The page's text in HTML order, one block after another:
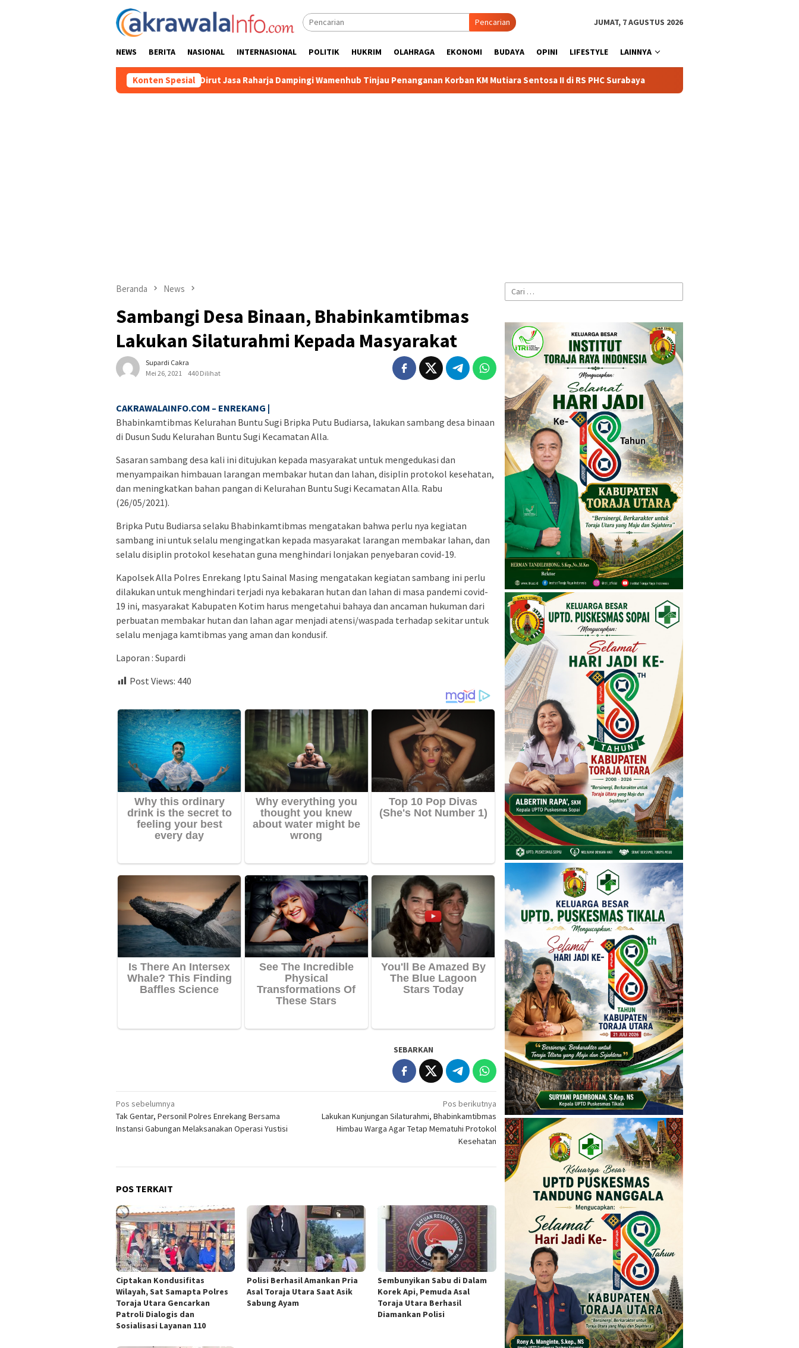
Pencarian JUMAT, 7 AGUSTUS 2026
NEWS BERITA NASIONAL INTERNASIONAL POLITIK HUKRIM OLAHRAGA EKONOMI BUDAYA OPINI LIFESTYLE LAINNYA
Konten Spesial
Dirut Jasa Raharja Dampingi Wamenhub Tinjau Penanganan Korban KM Mutiara Sentosa II di RS PHC Surabaya Polisi Berhasil Amankan Pria Asal Toraja Utara
Beranda News
Sambangi Desa Binaan, Bhabinkamtibmas
Lakukan Silaturahmi Kepada Masyarakat
Supardi Cakra
Mei 26, 2021
440 Dilihat
CAKRAWALAINFO.COM – ENREKANG |
Bhabinkamtibmas Kelurahan Buntu Sugi Bripka Putu Budiarsa, lakukan sambang desa binaan
di Dusun Sudu Kelurahan Buntu Sugi Kecamatan Alla.
Sasaran sambang desa kali ini ditujukan kepada masyarakat untuk mengedukasi dan
menyampaikan himbauan larangan membakar hutan dan lahan, disiplin protokol kesehatan,
dan meningkatkan bahan pangan di Kelurahan Buntu Sugi Kecamatan Alla. Rabu
(26/05/2021).
Bripka Putu Budiarsa selaku Bhabinkamtibmas mengatakan bahwa perlu nya kegiatan
sambang ini untuk selalu mengingatkan kepada masyarakat larangan membakar lahan, dan
selalu disiplin protokol kesehatan guna menghindari lonjakan penyebaran covid-19.
Kapolsek Alla Polres Enrekang Iptu Sainal Masing mengatakan kegiatan sambang ini perlu
dilakukan untuk menghindari terjadi nya kebakaran hutan dan lahan di masa pandemi covid-
19 ini, masyarakat Kabupaten Kotim harus mengetahui bahaya dan ancaman hukuman dari
perbuatan membakar hutan dan lahan agar menjadi atensi/waspada terhadap sekitar untuk
selalu menjaga kamtibmas yang aman dan kondusif.
Laporan : Supardi
Post Views: 440
SEBARKAN
Navigasi
pos
Pos sebelumnya
Tak Gentar, Personil Polres Enrekang Bersama
Instansi Gabungan Melaksanakan Operasi Yustisi
Pos berikutnya
Lakukan Kunjungan Silaturahmi, Bhabinkamtibmas
Himbau Warga Agar Tetap Mematuhi Protokol
Kesehatan
POS TERKAIT
Ciptakan Kondusifitas
Wilayah, Sat Samapta Polres
Toraja Utara Gencarkan
Patroli Dialogis dan
Sosialisasi Layanan 110
Polisi Berhasil Amankan Pria
Asal Toraja Utara Saat Asik
Sabung Ayam
Sembunyikan Sabu di Dalam
Korek Api, Pemuda Asal
Toraja Utara Berhasil
Diamankan Polisi
Cari
untuk: